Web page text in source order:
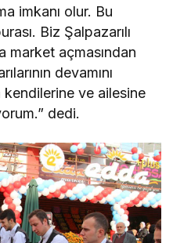
imkanı olur. Bu
Biz Şalpazarılı
market açmasından
devamını
kendilerine ve ailesine
dedi.